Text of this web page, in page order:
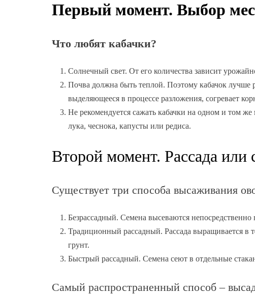
Первый момент. Выбор
Что любят кабачки?
Солнечный свет. От его количества зависит
Почва должна быть теплой. Поэтому кабачок лучше
выделяющееся в процессе разложения, согревает
Не рекомендуется сажать кабачки на одном и том
лука, чеснока, капусты или редиса.
Второй момент. Рассада или
Существует три способа высаживания
Безрассадный. Семена высеваются непосредственно
Традиционный рассадный. Рассада выращивается в
грунт.
Быстрый рассадный. Семена сеют в отдельные
Самый распространенный способ –